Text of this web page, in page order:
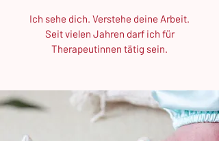
Ich sehe dich. Verstehe deine Arbeit.
Seit vielen Jahren darf ich für
Therapeutinnen tätig sein.